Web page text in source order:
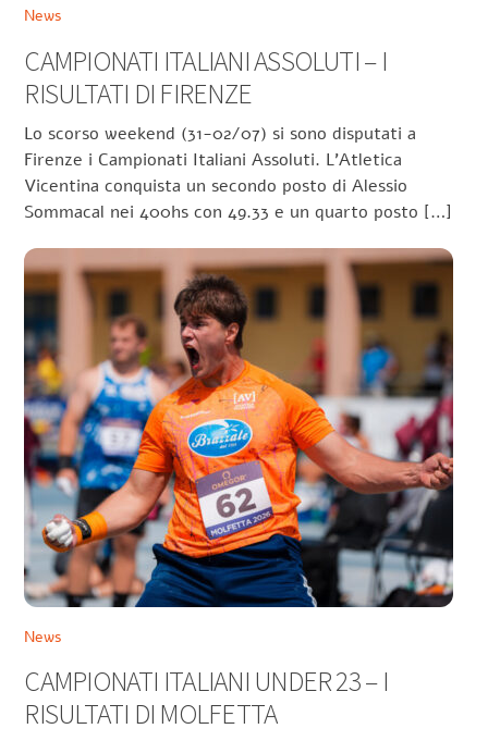
News
CAMPIONATI ITALIANI ASSOLUTI – I
RISULTATI DI FIRENZE
Lo scorso weekend (31-02/07) si sono disputati a
Firenze i Campionati Italiani Assoluti. L’Atletica
Vicentina conquista un secondo posto di Alessio
Sommacal nei 400hs con 49.33 e un quarto posto […]
News
CAMPIONATI ITALIANI UNDER 23 – I
RISULTATI DI MOLFETTA